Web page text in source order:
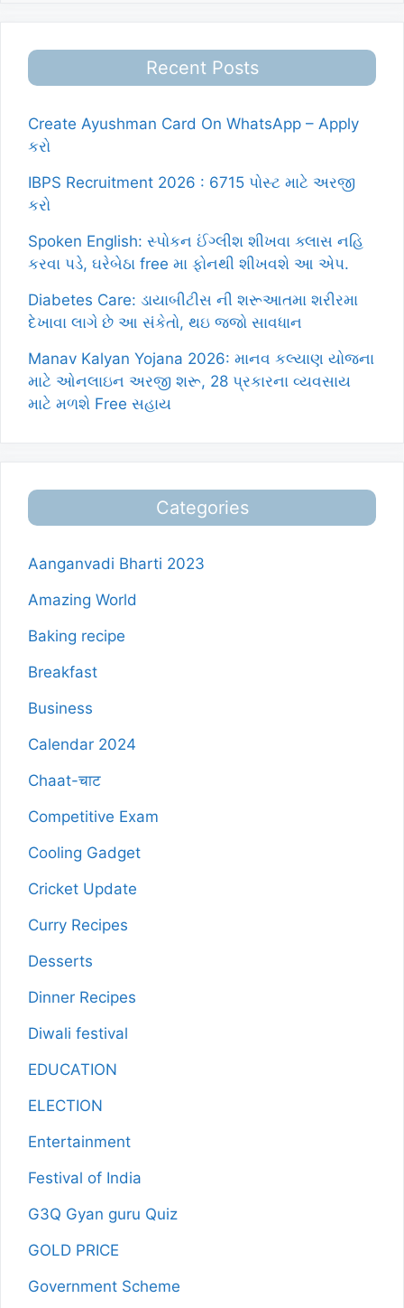
Recent Posts
Create Ayushman Card On WhatsApp – Apply
કરો
IBPS Recruitment 2026 : 6715 પોસ્ટ માટે અરજી
કરો
Spoken English: સ્પોકન ઈંગ્લીશ શીખવા ક્લાસ નહિ
કરવા પડે, ઘરેબેઠા free મા ફોનથી શીખવશે આ એપ.
Diabetes Care: ડાયાબીટીસ ની શરૂઆતમા શરીરમા
દેખાવા લાગે છે આ સંકેતો, થઇ જજો સાવધાન
Manav Kalyan Yojana 2026: માનવ કલ્યાણ યોજના
માટે ઓનલાઇન અરજી શરૂ, 28 પ્રકારના વ્યવસાય
માટે મળશે Free સહાય
Categories
Aanganvadi Bharti 2023
Amazing World
Baking recipe
Breakfast
Business
Calendar 2024
Chaat-चाट
Competitive Exam
Cooling Gadget
Cricket Update
Curry Recipes
Desserts
Dinner Recipes
Diwali festival
EDUCATION
ELECTION
Entertainment
Festival of India
G3Q Gyan guru Quiz
GOLD PRICE
Government Scheme